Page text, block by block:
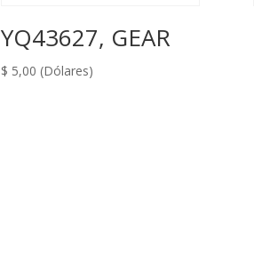
YQ43627, GEAR
$ 5,00 (Dólares)